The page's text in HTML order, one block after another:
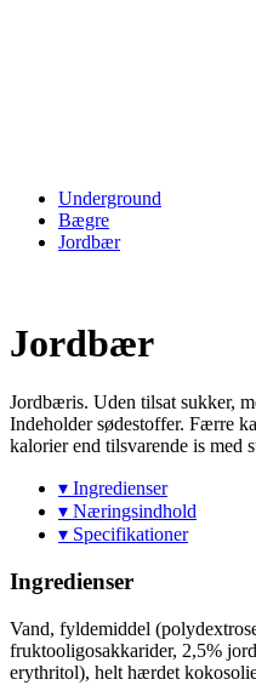
Underground
Bægre
Jordbær
Jordbær
Jordbæris. Uden tilsat sukker,
Indeholder sødestoffer. Færre
kalorier end tilsvarende is med
▾ Ingredienser
▾ Næringsindhold
▾ Specifikationer
Ingredienser
Vand, fyldemiddel
fruktooligosakkarider, 2,5%
erythritol), helt hærdet